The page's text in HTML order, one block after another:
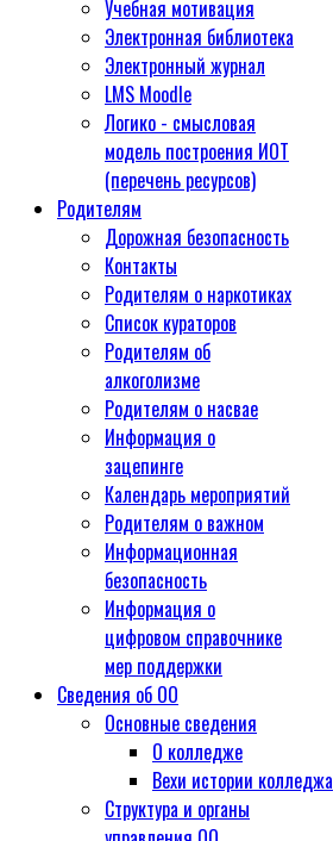
Учебная мотивация
Электронная библиотека
Электронный журнал
LMS Moodle
Логико - смысловая
модель построения ИОТ
(перечень ресурсов)
Родителям
Дорожная безопасность
Контакты
Родителям о наркотиках
Список кураторов
Родителям об
алкоголизме
Родителям о насвае
Информация о
зацепинге
Календарь мероприятий
Родителям о важном
Информационная
безопасность
Информация о
цифровом справочнике
мер поддержки
Сведения об ОО
Основные сведения
О колледже
Вехи истории колледжа
Структура и органы